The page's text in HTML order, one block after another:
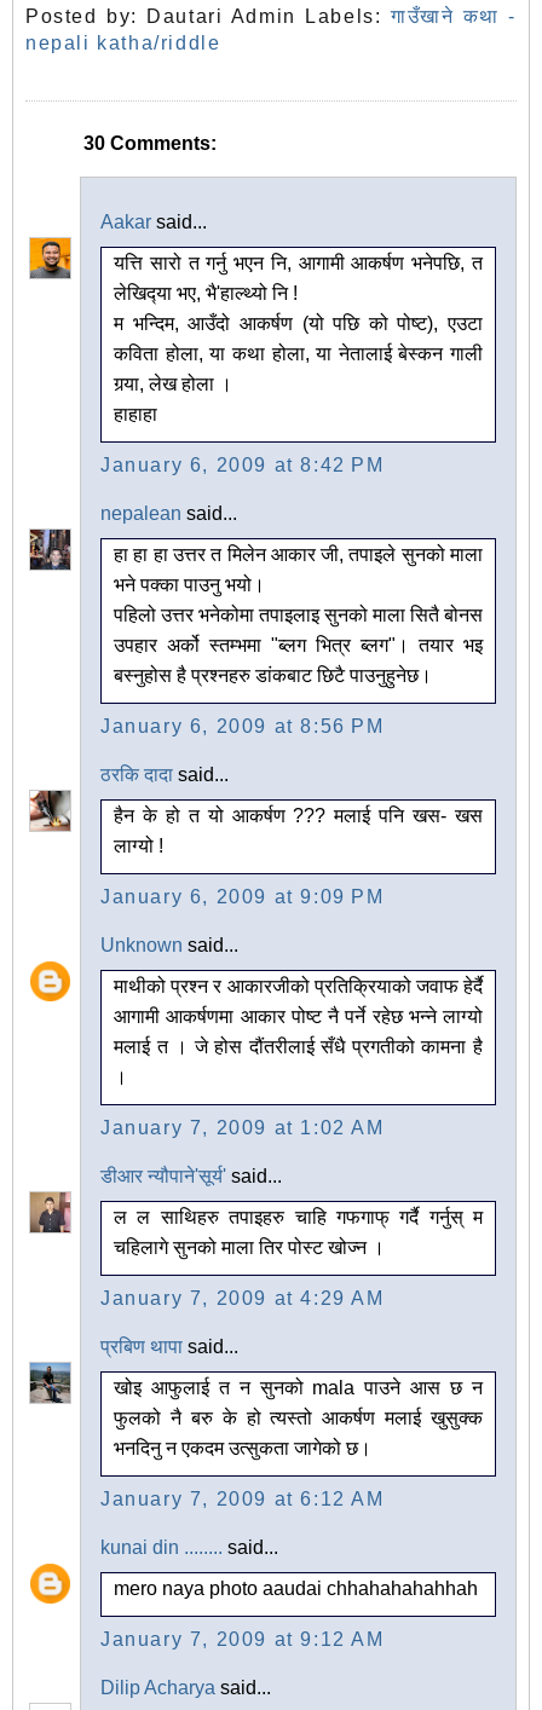
Posted by: Dautari Admin Labels:गाउँखाने कथा -
nepali katha/riddle
30 Comments:
Aakar said...
यत्ति सारो त गर्नु भएन नि, आगामी आकर्षण भनेपछि, त
लेखिद्‍या भए, भै'हाल्थ्यो नि !
म भन्दिम, आउँदो आकर्षण (यो पछि को पोष्ट), एउटा
कविता होला, या कथा होला, या नेतालाई बेस्कन गाली
गर्‍या, लेख होला ।
हाहाहा
January 6, 2009 at 8:42 PM
nepalean said...
हा हा हा उत्तर त मिलेन आकार जी, तपाइले सुनको माला
भने पक्का पाउनु भयो।
पहिलो उत्तर भनेकोमा तपाइलाइ सुनको माला सितै बोनस
उपहार अर्को स्तम्भमा "ब्लग भित्र ब्लग"। तयार भइ
बस्नुहोस है प्रश्नहरु डांकबाट छिटै पाउनुहुनेछ।
January 6, 2009 at 8:56 PM
ठरकि दादा said...
हैन के हो त यो आकर्षण ??? मलाई पनि खस- खस
लाग्यो !
January 6, 2009 at 9:09 PM
Unknown said...
माथीको प्रश्न र आकारजीको प्रतिक्रियाको जवाफ हेर्दै
आगामी आकर्षणमा आकार पोष्ट नै पर्ने रहेछ भन्ने लाग्यो
मलाई त । जे होस दौंतरीलाई सँधै प्रगतीको कामना है
।
January 7, 2009 at 1:02 AM
डीआर न्यौपाने'सूर्य' said...
ल ल साथिहरु तपाइहरु चाहि गफगाफ् गर्दै गर्नुस् म
चहिलागे सुनको माला तिर पोस्ट खोज्न ।
January 7, 2009 at 4:29 AM
प्रबिण थापा said...
खोइ आफुलाई त न सुनको mala पाउने आस छ न
फुलको नै बरु के हो त्यस्तो आकर्षण मलाई खुसुक्क
भनदिनु न एकदम उत्सुकता जागेको छ।
January 7, 2009 at 6:12 AM
kunai din ........ said...
mero naya photo aaudai chhahahahahhah
January 7, 2009 at 9:12 AM
Dilip Acharya said...